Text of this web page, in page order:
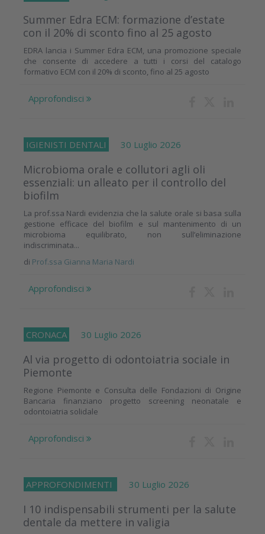
Summer Edra ECM: formazione d’estate
con il 20% di sconto fino al 25 agosto
EDRA lancia i Summer Edra ECM, una promozione speciale
che consente di accedere a tutti i corsi del catalogo
formativo ECM con il 20% di sconto, fino al 25 agosto
Approfondisci
IGIENISTI DENTALI 30 Luglio 2026
Microbioma orale e collutori agli oli
essenziali: un alleato per il controllo del
biofilm
La prof.ssa Nardi evidenzia che la salute orale si basa sulla
gestione efficace del biofilm e sul mantenimento di un
microbioma equilibrato, non sull’eliminazione
indiscriminata...
di Prof.ssa Gianna Maria Nardi
Approfondisci
CRONACA 30 Luglio 2026
Al via progetto di odontoiatria sociale in
Piemonte
Regione Piemonte e Consulta delle Fondazioni di Origine
Bancaria finanziano progetto screening neonatale e
odontoiatria solidale
Approfondisci
APPROFONDIMENTI 30 Luglio 2026
I 10 indispensabili strumenti per la salute
dentale da mettere in valigia